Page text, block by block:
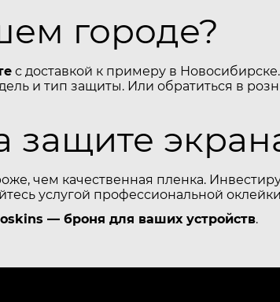
городе?
с доставкой к примеру в
и тип защиты. Или обратиться в
защите
чем качественная пленка.
услугой профессиональной
— броня для ваших устройств.